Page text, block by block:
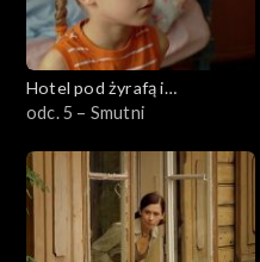
Hotel pod żyrafą i
nosorożcem
odc. 5 – Smutni